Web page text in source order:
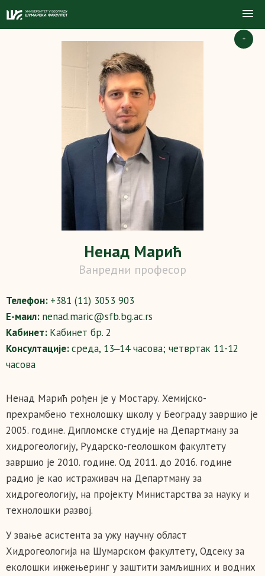
+
Ненад Марић
Ванредни професор
Телефон: +381 (11) 3053 903
Е-маил: nenad.maric@sfb.bg.ac.rs
Кабинет: Кабинет бр. 2
Консултације:среда, 13‒14 часова; четвртак 11-12
часова
Ненад Марић рођен је у Мостару. Хемијско-
прехрамбено технолошку школу у Београду завршио је
2005. године. Дипломске студије на Департману за
хидрогеологију, Рударско-геолошком факултету
завршио је 2010. године. Од 2011. до 2016. године
радио је као истраживач на Департману за
хидрогеологију, на пројекту Министарства за науку и
технолошки развој.
У звање асистента за ужу научну област
Хидрогеологија на Шумарском факултету, Одсеку за
еколошки инжењеринг у заштити замљишних и водних